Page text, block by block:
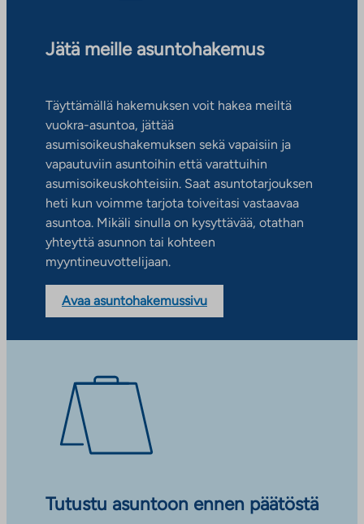
Jätä meille asuntohakemus
Täyttämällä hakemuksen voit hakea meiltä
vuokra-asuntoa, jättää
asumisoikeushakemuksen sekä vapaisiin ja
vapautuviin asuntoihin että varattuihin
asumisoikeuskohteisiin. Saat asuntotarjouksen
heti kun voimme tarjota toiveitasi vastaavaa
asuntoa. Mikäli sinulla on kysyttävää, otathan
yhteyttä asunnon tai kohteen
myyntineuvottelijaan.
Avaa asuntohakemussivu
Tutustu asuntoon ennen päätöstä